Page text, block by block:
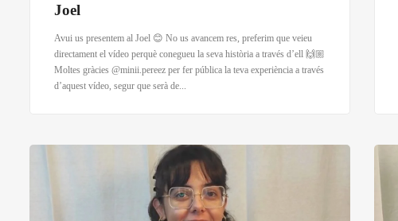
Joel
Avui us presentem al Joel 😊 No us avancem res, preferim que veieu
directament el vídeo perquè conegueu la seva història a través d’ell 🙌🏼
Moltes gràcies @minii.pereez per fer pública la teva experiència a través
d’aquest vídeo, segur que serà de...